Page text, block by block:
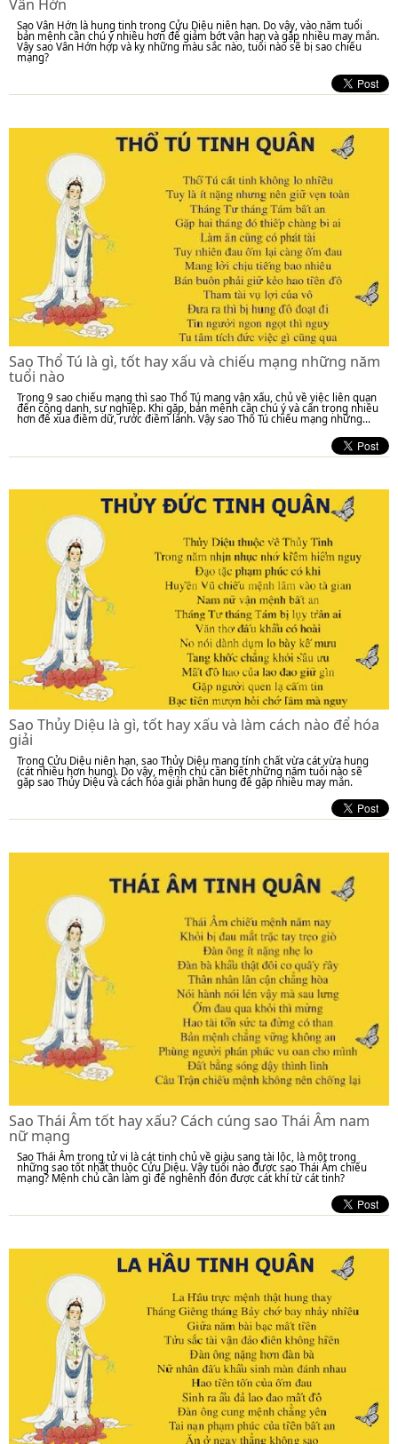
Vân Hớn
Sao Vân Hớn là hung tinh trong Cửu Diệu niên hạn. Do vậy, vào năm tuổi
bản mệnh cần chú ý nhiều hơn để giảm bớt vận hạn và gặp nhiều may mắn.
Vậy sao Vân Hớn hợp và kỵ những màu sắc nào, tuổi nào sẽ bị sao chiếu
mạng?
Sao Thổ Tú là gì, tốt hay xấu và chiếu mạng những năm
tuổi nào
Trong 9 sao chiếu mạng thì sao Thổ Tú mang vận xấu, chủ về việc liên quan
đến công danh, sự nghiệp. Khi gặp, bản mệnh cần chú ý và cẩn trọng nhiều
hơn để xua điềm dữ, rước điềm lành. Vậy sao Thổ Tú chiếu mạng những...
Sao Thủy Diệu là gì, tốt hay xấu và làm cách nào để hóa
giải
Trong Cửu Diệu niên hạn, sao Thủy Diệu mang tính chất vừa cát vừa hung
(cát nhiều hơn hung). Do vậy, mệnh chủ cần biết những năm tuổi nào sẽ
gặp sao Thủy Diệu và cách hóa giải phần hung để gặp nhiều may mắn.
Sao Thái Âm tốt hay xấu? Cách cúng sao Thái Âm nam
nữ mạng
Sao Thái Âm trong tử vi là cát tinh chủ về giàu sang tài lộc, là một trong
những sao tốt nhất thuộc Cửu Diệu. Vậy tuổi nào được sao Thái Âm chiếu
mạng? Mệnh chủ cần làm gì để nghênh đón được cát khí từ cát tinh?